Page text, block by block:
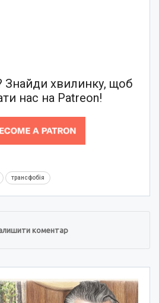
Знайди хвилинку, щоб
нас на Patreon!
трансфобія
коментар